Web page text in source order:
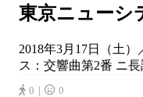
東京ニューシ
2018年3月17日（土
ス：交響曲第2番 ニ長
0｜ 0